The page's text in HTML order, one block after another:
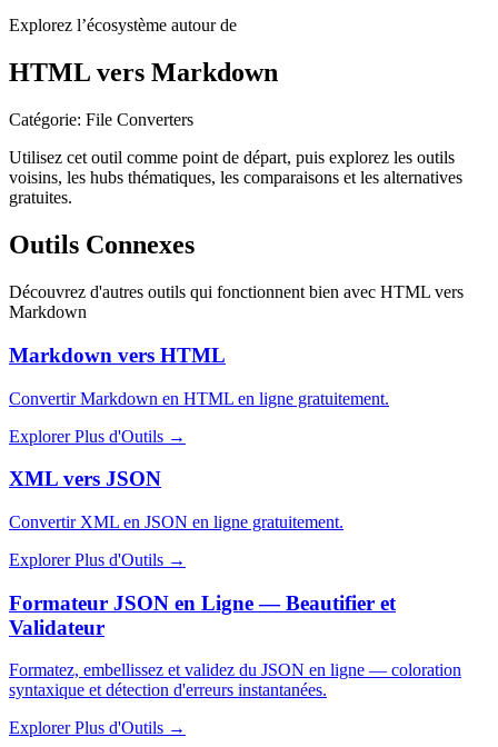
Explorez l’écosystème autour de
HTML vers Markdown
Catégorie: File Converters
Utilisez cet outil comme point de départ, puis explorez les outils
voisins, les hubs thématiques, les comparaisons et les alternatives
gratuites.
Outils Connexes
Découvrez d'autres outils qui fonctionnent bien avec HTML vers
Markdown
Markdown vers HTML
Convertir Markdown en HTML en ligne gratuitement.
Explorer Plus d'Outils →
XML vers JSON
Convertir XML en JSON en ligne gratuitement.
Explorer Plus d'Outils →
Formateur JSON en Ligne — Beautifier et
Validateur
Formatez, embellissez et validez du JSON en ligne — coloration
syntaxique et détection d'erreurs instantanées.
Explorer Plus d'Outils →